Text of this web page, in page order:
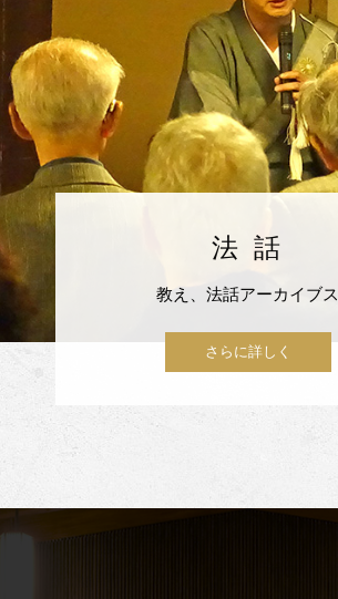
法 話
教え、法話アーカイブス
さらに詳しく